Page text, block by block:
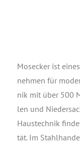
Mos­e­cker ist
neh­men für
nik mit über 500
len und
Haus­tech­nik
tät. Im